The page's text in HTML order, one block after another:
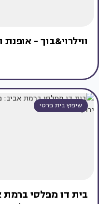
ווילרוי&בוך -
שיפוץ בית פרטי
בית דו מפלסי ברמת